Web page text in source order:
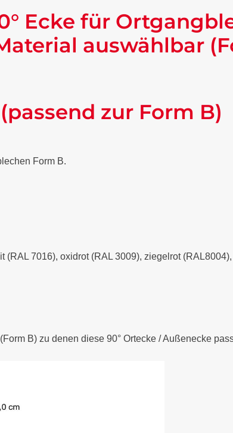
Ecke für
auswählbar
zur Form B)
Form B.
(RAL 7016), oxidrot (RAL 3009), ziegelrot
B) zu denen diese 90° Ortecke / Außenecke